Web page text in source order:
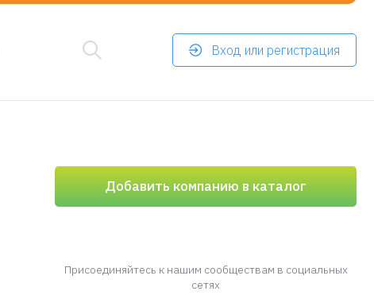
Вход или регистрация
Добавить компанию в каталог
Присоединяйтесь к нашим сообществам в социальных
сетях